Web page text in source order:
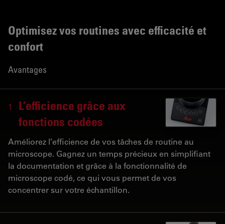
Optimisez vos routines avec efficacité et
confort
Avantages
1
L’efficience grâce aux
fonctions codées
Améliorez l’efficience de vos tâches de routine au
microscope. Gagnez un temps précieux en simplifiant
la documentation et grâce à la fonctionnalité de
microscope codé, ce qui vous permet de vos
concentrer sur votre échantillon.